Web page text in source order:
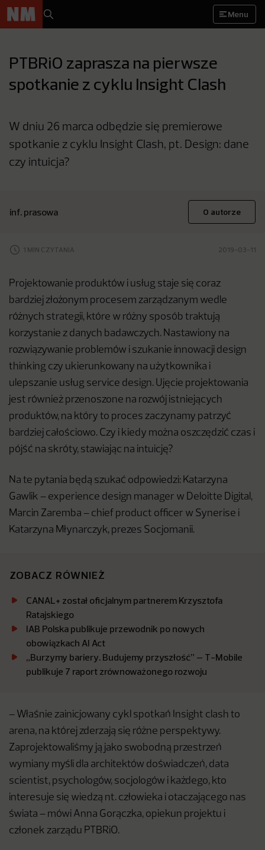
Menu
PTBRiO zaprasza na pierwsze
spotkanie z cyklu Insight Clash
W dniu 26 marca odbędzie się premierowe
spotkanie z cyklu Insight Clash, pt. Design: dane
czy intuicja?
inf. prasowa O autorze
1 MIN CZYTANIA 2019-03-11
Projektowanie produktów i usług staje się coraz
bardziej złożonym procesem zarządzanym wedle
różnych strategii, które w różny sposób traktują
korzystanie z danych badawczych. Nastawiony na
rozwiązywanie problemów i szukanie innowacji design
thinking czy ukierunkowany na użytkownika i
ulepszanie usług service design. Ujęcie projektowania
jest również przenoszone na rozwój istniejących
produktów, na który to proces zaczynamy patrzyć
bardziej całościowo. Czy i kiedy można oszczędzić czas i
pójść na skróty, stawiając na intuicję?
Na te pytania będą szukać odpowiedzi: Katarzyna
Gawlik – experience design manager w Deloitte Digital,
Marcin Zaremba – chief product officer w Synerise i
Katarzyna Młynarczyk, prezes Socjomanii.
ZOBACZ RÓWNIEŻ
CANAL+ został oficjalnym partnerem Krzysztofa
Ratajskiego
IAB Polska publikuje przewodnik po nowych
obowiązkach AI Act
„Burzymy bariery. Budujemy przyszłość” – T-Mobile
publikuje 7 raport zrównoważonego rozwoju
– Właśnie zainicjowany cykl spotkań Insight clash to
arena, na której zderzają się różne perspektywy.
Zaprojektowaliśmy ją jako swobodną przestrzeń
wymiany myśli dla architektów doświadczeń, data
scientist, psychologów, socjologów i każdego, kto
interesuje się wiedzą nt. człowieka i otaczającego nas
świata – mówi Anna Gorączka, opiekun projektu i
członek zarządu PTBRiO.